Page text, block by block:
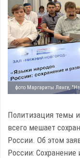
фото Маргариты Лянге,
Политизация темы
всего мешает
России. Об этом
России: